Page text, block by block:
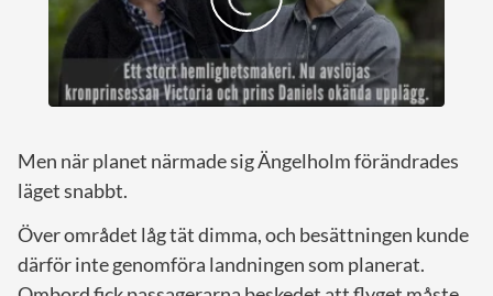
Men när planet närmade sig Ängelholm förändrades
läget snabbt.
Över området låg tät dimma, och besättningen kunde
därför inte genomföra landningen som planerat.